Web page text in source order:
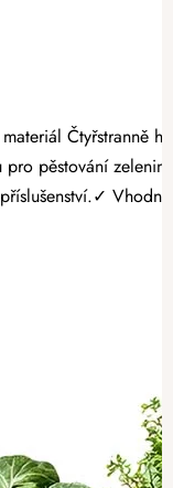
pro pěstování